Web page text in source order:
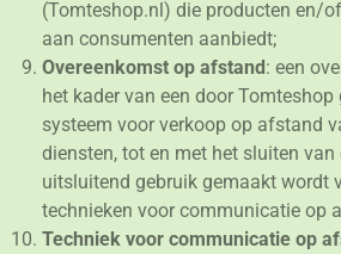
(Tomteshop.nl) die producten en/
aan consumenten aanbiedt;
Overeenkomst op afstand: een
het kader van een door Tomteshop
systeem voor verkoop op afstand
diensten, tot en met het sluiten van
uitsluitend gebruik gemaakt wordt
technieken voor communicatie op
Techniek voor communicatie op